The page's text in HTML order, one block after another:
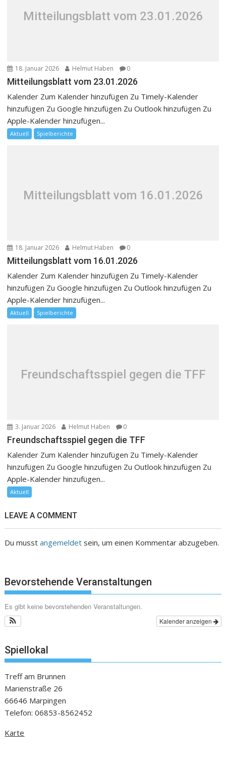
Mitteilungsblatt vom 23.01.2026
18. Januar 2026 Helmut Haben 0
Mitteilungsblatt vom 23.01.2026
Kalender Zum Kalender hinzufügen Zu Timely-Kalender
hinzufügen Zu Google hinzufügen Zu Outlook hinzufügen Zu
Apple-Kalender hinzufügen...
Aktuell Spielberichte
Mitteilungsblatt vom 16.01.2026
18. Januar 2026 Helmut Haben 0
Mitteilungsblatt vom 16.01.2026
Kalender Zum Kalender hinzufügen Zu Timely-Kalender
hinzufügen Zu Google hinzufügen Zu Outlook hinzufügen Zu
Apple-Kalender hinzufügen...
Aktuell Spielberichte
Freundschaftsspiel gegen die TFF
3. Januar 2026 Helmut Haben 0
Freundschaftsspiel gegen die TFF
Kalender Zum Kalender hinzufügen Zu Timely-Kalender
hinzufügen Zu Google hinzufügen Zu Outlook hinzufügen Zu
Apple-Kalender hinzufügen...
Aktuell
LEAVE A COMMENT
Du musstangemeldet sein, um einen Kommentar abzugeben.
Bevorstehende Veranstaltungen
Es gibt keine bevorstehenden Veranstaltungen.
Kalender anzeigen
Spiellokal
Treff am Brunnen
Marienstraße 26
66646 Marpingen
Telefon: 06853-8562452
Karte